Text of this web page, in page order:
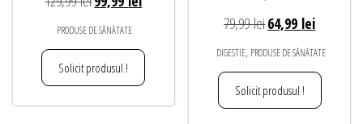
inițial
a
fost:
129,99 lei.
este:
PRODUSE DE SĂNĂTATE
Solicit produsul !
79,99leiPrețul
inițial
a
fost:
79,99 lei.
64,99 leiPrețul
curent
este:
DIGESTIE, PRODUSE DE SĂNĂTATE
Solicit produsul !